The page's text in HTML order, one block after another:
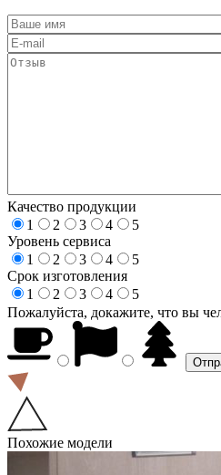
Качество продукции
1
2 3 4
5
Уровень сервиса
1
2 3 4
5
Срок изготовления
1
2 3 4
5
Пожалуйста, докажите, что вы
Похожие модели